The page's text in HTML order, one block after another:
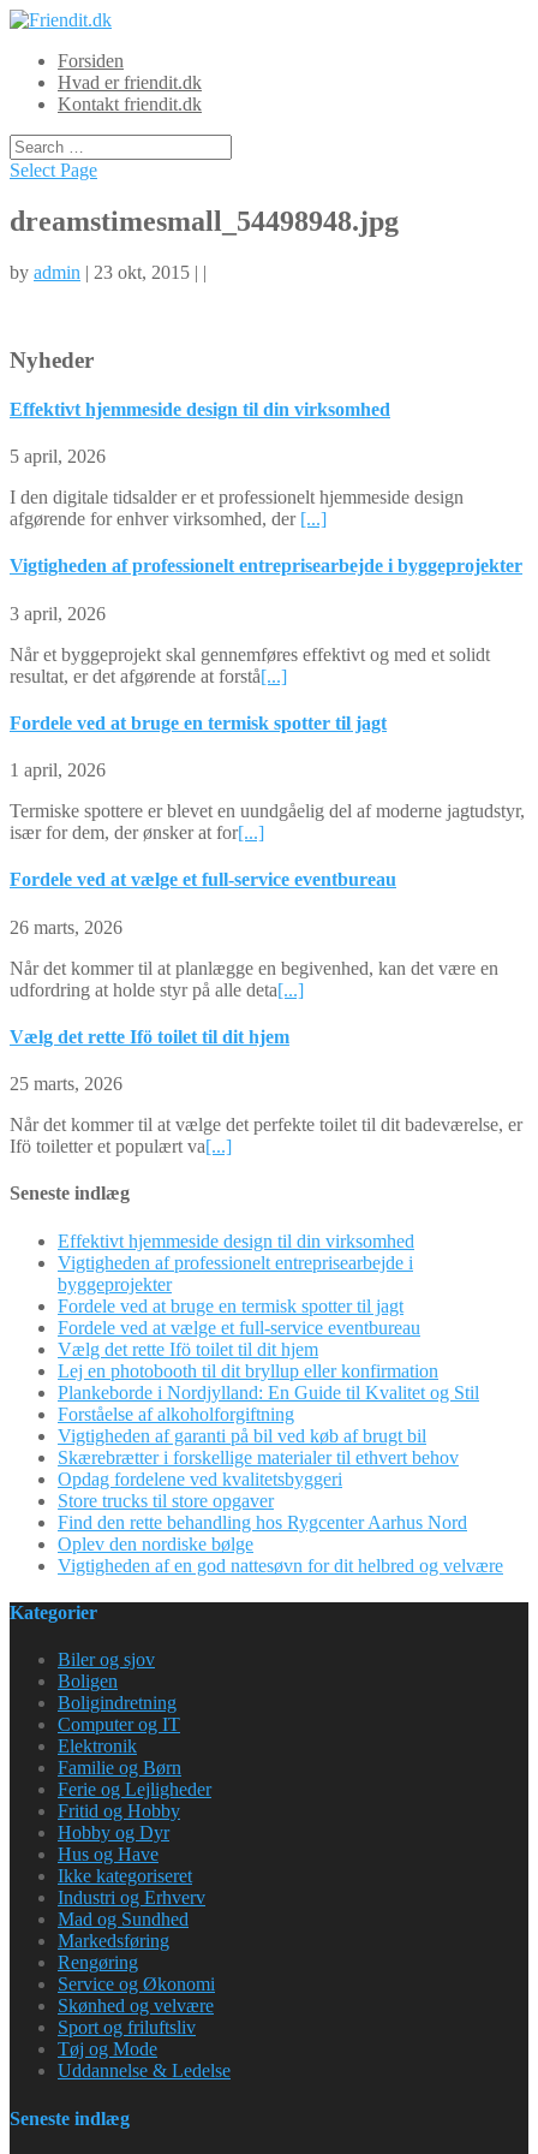
Forsiden
Hvad er friendit.dk
Kontakt friendit.dk
Select Page
dreamstimesmall_54498948.jpg
by admin | 23 okt, 2015 | |
Nyheder
Effektivt hjemmeside design til din virksomhed
5 april, 2026
I den digitale tidsalder er et professionelt hjemmeside design
afgørende for enhver virksomhed, der [...]
Vigtigheden af professionelt entreprisearbejde i byggeprojekter
3 april, 2026
Når et byggeprojekt skal gennemføres effektivt og med et solidt
resultat, er det afgørende at forstå[...]
Fordele ved at bruge en termisk spotter til jagt
1 april, 2026
Termiske spottere er blevet en uundgåelig del af moderne jagtudstyr,
især for dem, der ønsker at for[...]
Fordele ved at vælge et full-service eventbureau
26 marts, 2026
Når det kommer til at planlægge en begivenhed, kan det være en
udfordring at holde styr på alle deta[...]
Vælg det rette Ifö toilet til dit hjem
25 marts, 2026
Når det kommer til at vælge det perfekte toilet til dit badeværelse, er
Ifö toiletter et populært va[...]
Seneste indlæg
Effektivt hjemmeside design til din virksomhed
Vigtigheden af professionelt entreprisearbejde i
byggeprojekter
Fordele ved at bruge en termisk spotter til jagt
Fordele ved at vælge et full-service eventbureau
Vælg det rette Ifö toilet til dit hjem
Lej en photobooth til dit bryllup eller konfirmation
Plankeborde i Nordjylland: En Guide til Kvalitet og Stil
Forståelse af alkoholforgiftning
Vigtigheden af garanti på bil ved køb af brugt bil
Skærebrætter i forskellige materialer til ethvert behov
Opdag fordelene ved kvalitetsbyggeri
Store trucks til store opgaver
Find den rette behandling hos Rygcenter Aarhus Nord
Oplev den nordiske bølge
Vigtigheden af en god nattesøvn for dit helbred og velvære
Kategorier
Biler og sjov
Boligen
Boligindretning
Computer og IT
Elektronik
Familie og Børn
Ferie og Lejligheder
Fritid og Hobby
Hobby og Dyr
Hus og Have
Ikke kategoriseret
Industri og Erhverv
Mad og Sundhed
Markedsføring
Rengøring
Service og Økonomi
Skønhed og velvære
Sport og friluftsliv
Tøj og Mode
Uddannelse & Ledelse
Seneste indlæg